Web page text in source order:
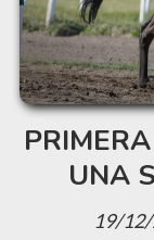
UNA
19/